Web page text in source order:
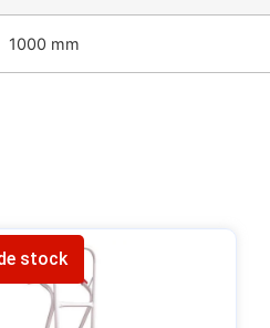
1000 mm
stock